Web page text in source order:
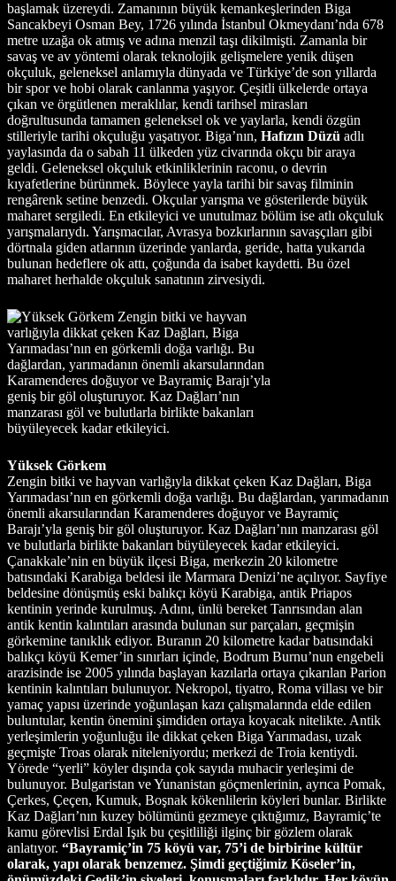
başlamak üzereydi. Zamanının büyük kemankeşlerinden Biga
Sancakbeyi Osman Bey, 1726 yılında İstanbul Okmeydanı’nda 678
metre uzağa ok atmış ve adına menzil taşı dikilmişti. Zamanla bir
savaş ve av yöntemi olarak teknolojik gelişmelere yenik düşen
okçuluk, geleneksel anlamıyla dünyada ve Türkiye’de son yıllarda
bir spor ve hobi olarak canlanma yaşıyor. Çeşitli ülkelerde ortaya
çıkan ve örgütlenen meraklılar, kendi tarihsel mirasları
doğrultusunda tamamen geleneksel ok ve yaylarla, kendi özgün
stilleriyle tarihi okçuluğu yaşatıyor. Biga’nın, Hafızın Düzü adlı
yaylasında da o sabah 11 ülkeden yüz civarında okçu bir araya
geldi. Geleneksel okçuluk etkinliklerinin raconu, o devrin
kıyafetlerine bürünmek. Böylece yayla tarihi bir savaş filminin
rengârenk setine benzedi. Okçular yarışma ve gösterilerde büyük
maharet sergiledi. En etkileyici ve unutulmaz bölüm ise atlı okçuluk
yarışmalarıydı. Yarışmacılar, Avrasya bozkırlarının savaşçıları gibi
dörtnala giden atlarının üzerinde yanlarda, geride, hatta yukarıda
bulunan hedeflere ok attı, çoğunda da isabet kaydetti. Bu özel
maharet herhalde okçuluk sanatının zirvesiydi.
Yüksek Görkem
Zengin bitki ve hayvan varlığıyla dikkat çeken Kaz Dağları, Biga
Yarımadası’nın en görkemli doğa varlığı. Bu dağlardan, yarımadanın
önemli akarsularından Karamenderes doğuyor ve Bayramiç
Barajı’yla geniş bir göl oluşturuyor. Kaz Dağları’nın manzarası göl
ve bulutlarla birlikte bakanları büyüleyecek kadar etkileyici.
Çanakkale’nin en büyük ilçesi Biga, merkezin 20 kilometre
batısındaki Karabiga beldesi ile Marmara Denizi’ne açılıyor. Sayfiye
beldesine dönüşmüş eski balıkçı köyü Karabiga, antik Priapos
kentinin yerinde kurulmuş. Adını, ünlü bereket Tanrısından alan
antik kentin kalıntıları arasında bulunan sur parçaları, geçmişin
görkemine tanıklık ediyor. Buranın 20 kilometre kadar batısındaki
balıkçı köyü Kemer’in sınırları içinde, Bodrum Burnu’nun engebeli
arazisinde ise 2005 yılında başlayan kazılarla ortaya çıkarılan Parion
kentinin kalıntıları bulunuyor. Nekropol, tiyatro, Roma villası ve bir
yamaç yapısı üzerinde yoğunlaşan kazı çalışmalarında elde edilen
buluntular, kentin önemini şimdiden ortaya koyacak nitelikte. Antik
yerleşimlerin yoğunluğu ile dikkat çeken Biga Yarımadası, uzak
geçmişte Troas olarak niteleniyordu; merkezi de Troia kentiydi.
Yörede “yerli” köyler dışında çok sayıda muhacir yerleşimi de
bulunuyor. Bulgaristan ve Yunanistan göçmenlerinin, ayrıca Pomak,
Çerkes, Çeçen, Kumuk, Boşnak kökenlilerin köyleri bunlar. Birlikte
Kaz Dağları’nın kuzey bölümünü gezmeye çıktığımız, Bayramiç’te
kamu görevlisi Erdal Işık bu çeşitliliği ilginç bir gözlem olarak
anlatıyor. “Bayramiç’in 75 köyü var, 75’i de birbirine kültür
olarak, yapı olarak benzemez. Şimdi geçtiğimiz Köseler’in,